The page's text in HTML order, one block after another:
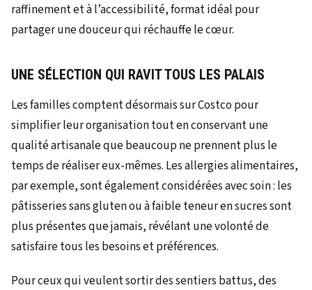
raffinement et à l’accessibilité, format idéal pour
partager une douceur qui réchauffe le cœur.
UNE SÉLECTION QUI RAVIT TOUS LES PALAIS
Les familles comptent désormais sur Costco pour
simplifier leur organisation tout en conservant une
qualité artisanale que beaucoup ne prennent plus le
temps de réaliser eux-mêmes. Les allergies alimentaires,
par exemple, sont également considérées avec soin : les
pâtisseries sans gluten ou à faible teneur en sucres sont
plus présentes que jamais, révélant une volonté de
satisfaire tous les besoins et préférences.
Pour ceux qui veulent sortir des sentiers battus, des